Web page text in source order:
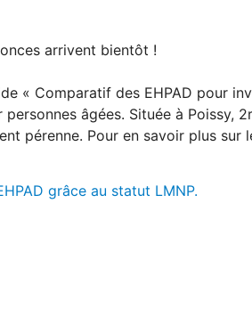
arrivent bientôt !
« Comparatif des EHPAD pour
âgées. Située à Poissy,
pérenne. Pour en savoir plus sur
grâce au statut LMNP.